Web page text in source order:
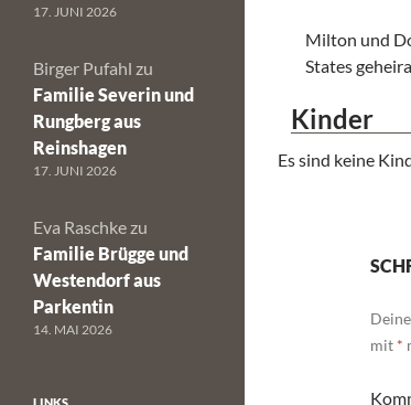
Milton und
States
Kinder
Es sind keine
mit *
17. JUNI 2026
Birger Pufahl zu
Familie Severin und
Rungberg aus
Reinshagen
17. JUNI 2026
Eva Raschke zu
Familie Brügge und
Westendorf aus
Parkentin
14. MAI 2026